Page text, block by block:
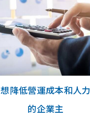
想降低營運成本和人力
的企業主